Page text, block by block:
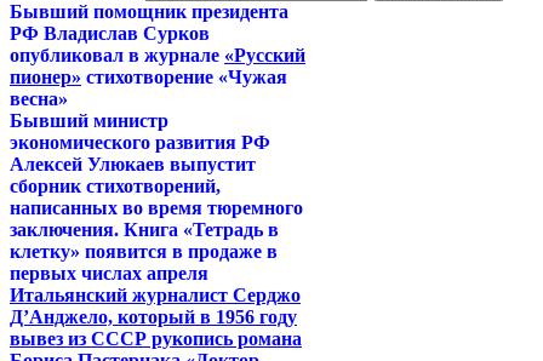
Бывший помощник президента
РФ Владислав Сурков
опубликовал в журнале «Русский
пионер» стихотворение «Чужая
весна»
Бывший министр
экономического развития РФ
Алексей Улюкаев выпустит
сборник стихотворений,
написанных во время тюремного
заключения. Книга «Тетрадь в
клетку» появится в продаже в
первых числах апреля
Итальянский журналист Серджо
Д’Анджело, который в 1956 году
вывез из СССР рукопись романа